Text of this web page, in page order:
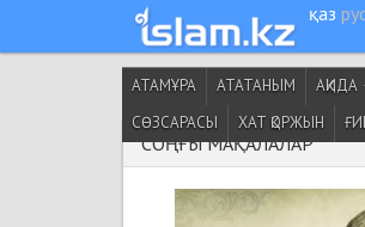
қаз
АТАМҰРА АТАТАНЫМ АҚИДА
СӨЗСАРАСЫ
ХАТ ҚОРЖЫН
СОҢҒЫ МАҚАЛАЛАР